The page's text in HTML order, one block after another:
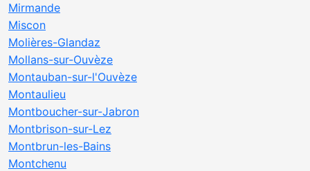
Mirmande
Miscon
Molières-Glandaz
Mollans-sur-Ouvèze
Montauban-sur-l'Ouvèze
Montaulieu
Montboucher-sur-Jabron
Montbrison-sur-Lez
Montbrun-les-Bains
Montchenu